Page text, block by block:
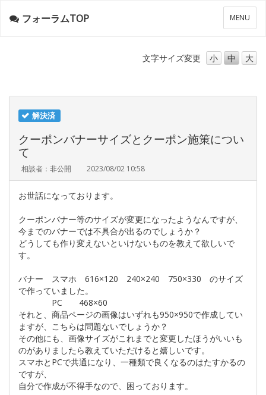
メ
ニ
ー
MENU
フォーラムTOP
文字サイズ変更 小 中 大
解決済
クーポンバナーサイズとクーポン施策につい
て
相談者：非公開 2023/08/02 10:58
お世話になっております。
クーポンバナー等のサイズが変更になったようなんですが、
今までのバナーでは不具合が出るのでしょうか？
どうしても作り変えないといけないものを教えて欲しいで
す。
バナー スマホ 616×120 240×240 750×330 のサイズ
で作っていました。
PC 468×60
それと、商品ページの画像はいずれも950×950で作成してい
ますが、こちらは問題ないでしょうか？
その他にも、画像サイズがこれまでと変更したほうがいいも
のがありましたら教えていただけると嬉しいです。
スマホとPCで共通になり、一種類で良くなるのはたすかるの
ですが、
自分で作成が不得手なので、困っております。